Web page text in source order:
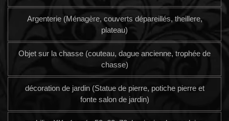
Argenterie (Ménagère, couverts dépareillés, theillere,
plateau)
Objet sur la chasse (couteau, dague ancienne, trophée de
chasse)
décoration de jardin (Statue de pierre, potiche pierre et
fonte salon de jardin)